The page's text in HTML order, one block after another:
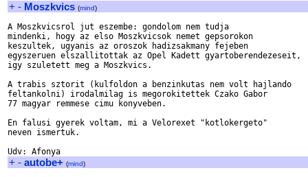
+ - Moszkvics (mind)
A Moszkvicsrol jut eszembe: gondolom nem tudja
mindenki, hogy az elso Moszkvicsok nemet gepsorokon
keszultek, ugyanis az oroszok hadizsakmany fejeben
egyszeruen elszallitottak az Opel Kadett gyartoberendezeseit,
igy szuletett meg a Moszkvics.
A trabis sztorit (kulfoldon a benzinkutas nem volt hajlando
feltankolni) irodalmilag is megorokitettek Czako Gabor
77 magyar remmese cimu konyveben.
En falusi gyerek voltam, mi a Velorexet "kotlokergeto"
neven ismertuk.
+ - autobe+ (mind)